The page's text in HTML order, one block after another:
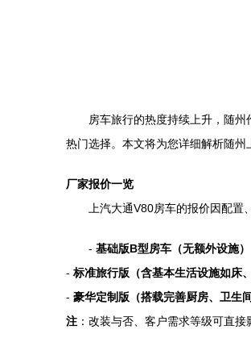
房车旅行的热度持续上升，随
热门选择。本文将为您详细解析随州
厂家报价一览
上汽大通V80房车的报价因配
- 基础版B型房车（无额外设施）
- 标准旅行版（含基本生活设施如床
- 豪华定制版（搭载完善厨房、卫生
注 ：改装与否、客户需求等级可直